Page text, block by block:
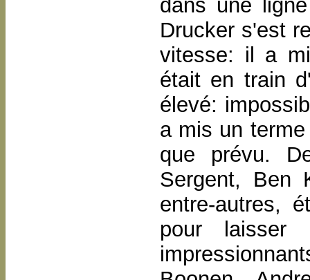
dans une
Drucker s'est
vitesse: il a
était en train
élevé:
a mis un
que prévu.
Sergent, Ben
entre-autres,
pour